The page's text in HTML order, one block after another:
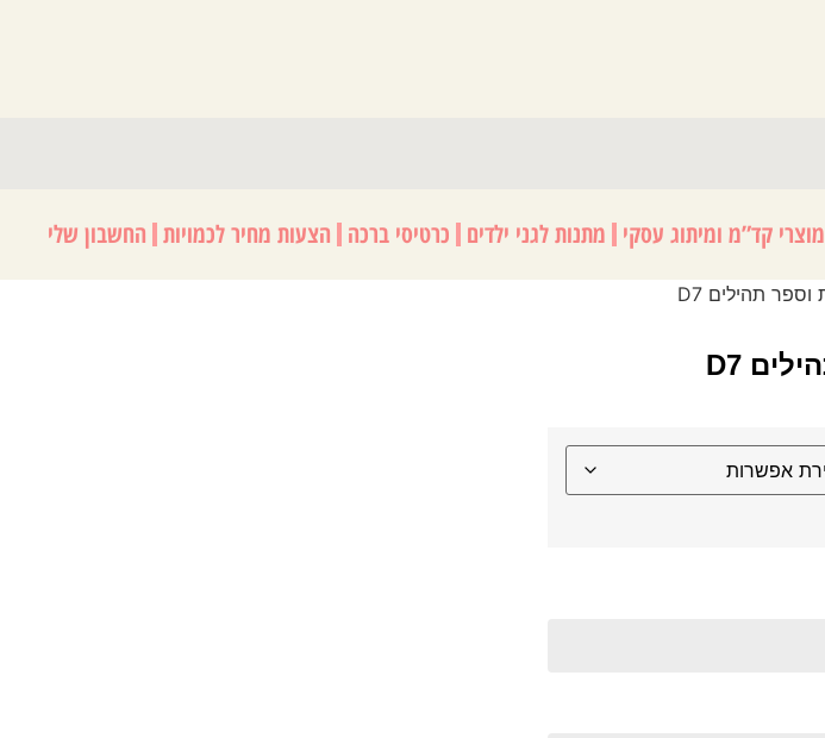
מוצרי קד”מ ומיתוג עסקי מתנות לגני ילדים כרטיסי ברכה הצעות מחיר לכמויות החשבון שלי